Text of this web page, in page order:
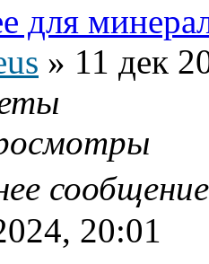
для
» 11 дек
20:01